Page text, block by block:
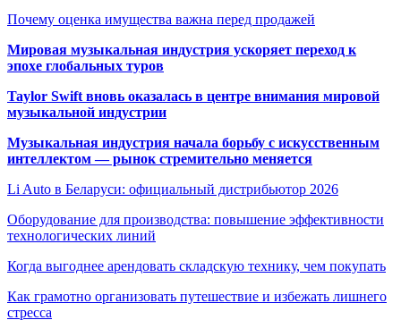
Почему оценка имущества важна перед продажей
Мировая музыкальная индустрия ускоряет переход к
эпохе глобальных туров
Taylor Swift вновь оказалась в центре внимания мировой
музыкальной индустрии
Музыкальная индустрия начала борьбу с искусственным
интеллектом — рынок стремительно меняется
Li Auto в Беларуси: официальный дистрибьютор 2026
Оборудование для производства: повышение эффективности
технологических линий
Когда выгоднее арендовать складскую технику, чем покупать
Как грамотно организовать путешествие и избежать лишнего
стресса